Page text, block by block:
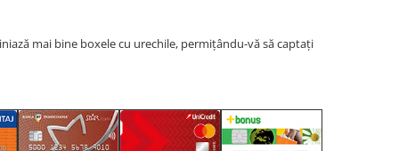
mai bine boxele cu urechile, permițându-vă să captați